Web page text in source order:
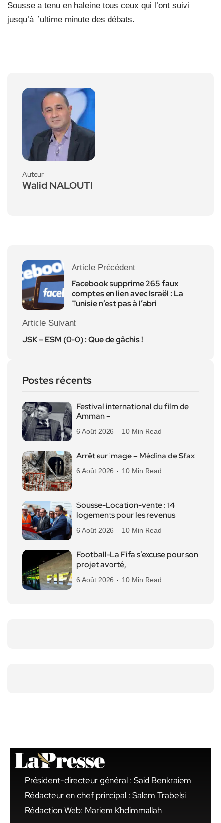
Sousse a tenu en haleine tous ceux qui l’ont suivi
jusqu’à l’ultime minute des débats.
Auteur
Walid NALOUTI
Article Précédent
Facebook supprime 265 faux
comptes en lien avec Israël : La
Tunisie n’est pas à l’abri
Article Suivant
JSK – ESM (0-0) : Que de gâchis !
Postes récents
Festival international du film de
Amman –
6 Août 2026 10 Min Read
Arrêt sur image – Médina de Sfax
6 Août 2026 10 Min Read
Sousse-Location-vente : 14
logements pour les revenus
6 Août 2026 10 Min Read
Football-La Fifa s’excuse pour son
projet avorté,
6 Août 2026 10 Min Read
Président-directeur général : Said Benkraiem
Rédacteur en chef principal : Salem Trabelsi
Rédaction Web: Mariem Khdimmallah